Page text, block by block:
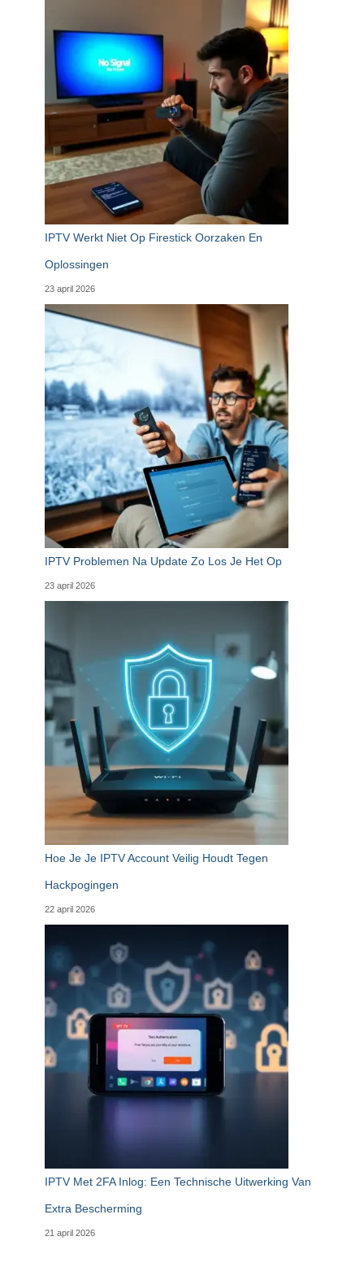
IPTV Werkt Niet Op Firestick Oorzaken En
Oplossingen
23 april 2026
IPTV Problemen Na Update Zo Los Je Het Op
23 april 2026
Hoe Je Je IPTV Account Veilig Houdt Tegen
Hackpogingen
22 april 2026
IPTV Met 2FA Inlog: Een Technische Uitwerking Van
Extra Bescherming
21 april 2026